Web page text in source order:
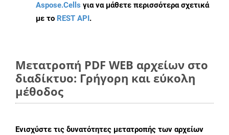
Aspose.Cells για να μάθετε περισσότερα σχετικά
με το REST API.
Μετατροπή PDF WEB αρχείων στο
διαδίκτυο: Γρήγορη και εύκολη
μέθοδος
Ενισχύστε τις δυνατότητες μετατροπής των αρχείων